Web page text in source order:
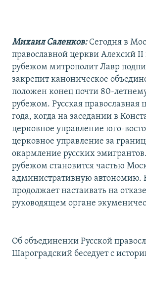
Михаил Саленков: Сегодня в
православной церкви Алексий II
рубежом митрополит Лавр
закрепит каноническое
положен конец почти 80-
рубежом. Русская православная
года, когда на заседании в
церковное управление юго-
церковное управление за
окармление русских
рубежом становится частью
административную автономию.
продолжает настаивать на
руководящем органе
Об объединении Русской
Шароградский беседует с